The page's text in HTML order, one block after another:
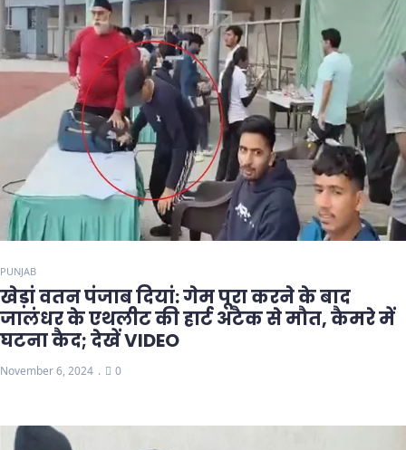
PUNJAB
खेड़ां वतन पंजाब दियां: गेम पूरा करने के बाद
जालंधर के एथलीट की हार्ट अटैक से मौत, कैमरे में
घटना कैद; देखें VIDEO
November 6, 2024 0